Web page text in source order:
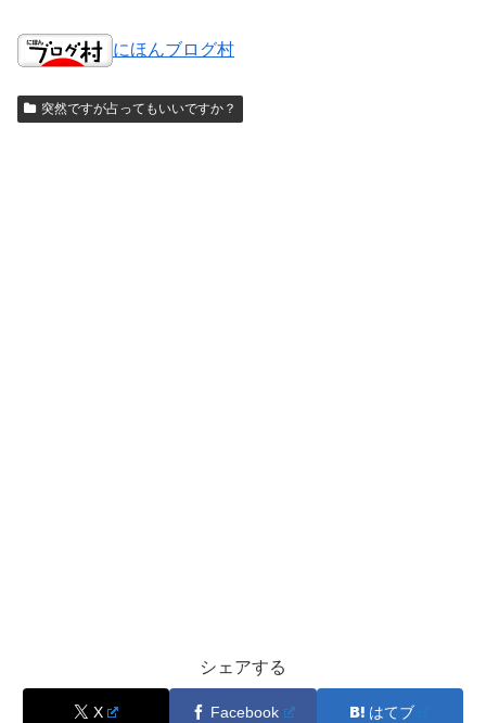
にほんブログ村
突然ですが占ってもいいですか？
シェアする
X Facebook はてブ